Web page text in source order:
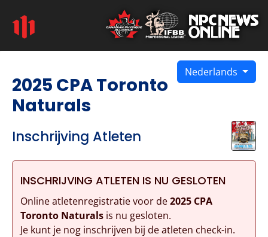
Nederlands
2025 CPA Toronto
Naturals
Inschrijving Atleten
INSCHRIJVING ATLETEN IS NU GESLOTEN
Online atletenregistratie voor de2025 CPA
Toronto Naturalsis nu gesloten.
Je kunt je nog inschrijven bij de atleten check-in.